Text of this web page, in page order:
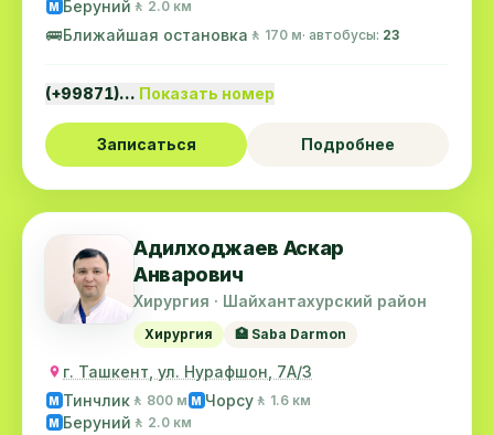
M Беруний 🚶 2.0 км
🚌Ближайшая остановка 🚶 170 м· автобусы: 23
(+99871)… Показать номер
Записаться Подробнее
Адилходжаев Аскар
Анварович
Хирургия · Шайхантахурский район
Хирургия 🏥 Saba Darmon
г. Ташкент, ул. Нурафшон, 7А/3
M Тинчлик 🚶 800 м M Чорсу 🚶 1.6 км
M Беруний 🚶 2.0 км